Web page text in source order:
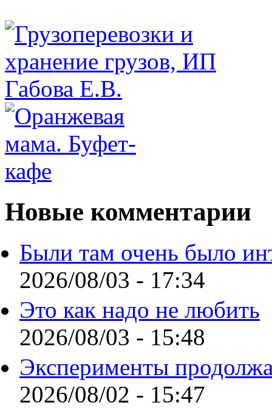
Новые комментарии
Были там очень было
2026/08/03 - 17:34
Это как надо не любить
2026/08/03 - 15:48
Эксперименты
2026/08/02 - 15:47